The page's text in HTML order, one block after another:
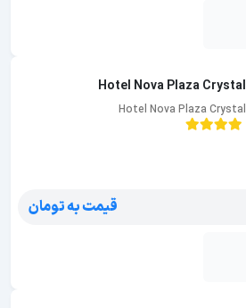
Hotel Nova Plaza Crystal
Hotel Nova Plaza Crystal
قیمت به تومان